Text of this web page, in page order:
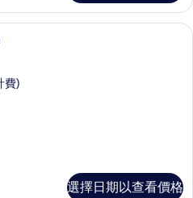
客房內保險箱、遮光布/窗簾、隔音、
費)
選擇日期以查看價格